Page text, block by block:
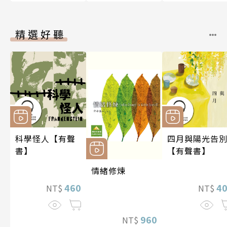
精選好聽
科學怪人【有聲
書】
NT$ 460
情緒修煉
NT$ 960
四月與陽光告別
【有聲書】
NT$